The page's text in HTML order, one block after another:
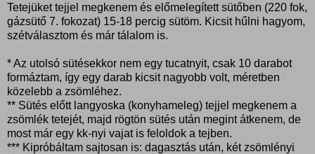
Tetejüket tejjel megkenem és előmelegített sütőben (220 fok,
gázsütő 7. fokozat) 15-18 percig sütöm. Kicsit hűlni hagyom,
szétválasztom és már tálalom is.
* Az utolsó sütésekkor nem egy tucatnyit, csak 10 darabot
formáztam, így egy darab kicsit nagyobb volt, méretben
közelebb a zsömléhez.
** Sütés előtt langyoska (konyhameleg) tejjel megkenem a
zsömlék tetejét, majd rögtön sütés után megint átkenem, de
most már egy kk-nyi vajat is feloldok a tejben.
*** Kipróbáltam sajtosan is: dagasztás után, két zsömlényi